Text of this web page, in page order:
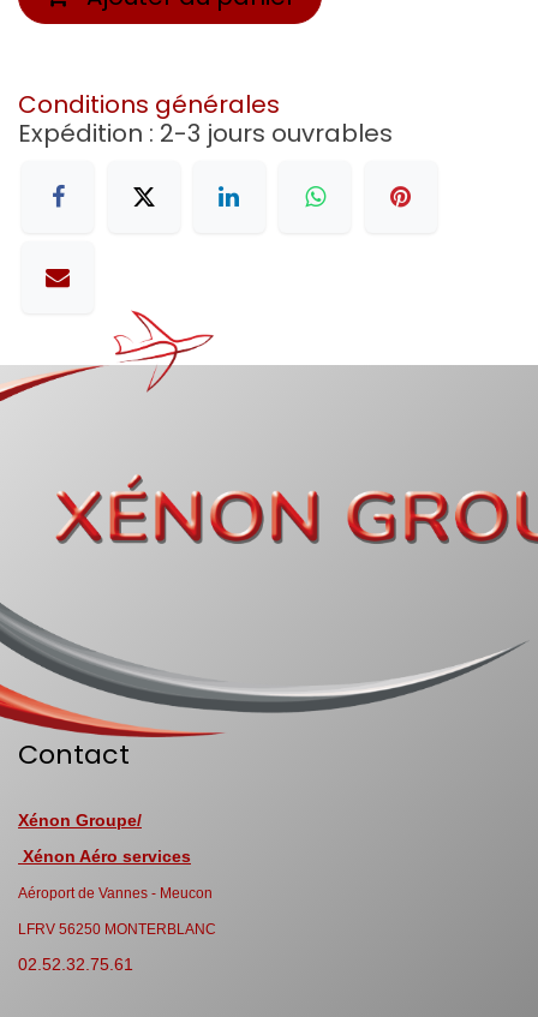
Conditions générales
Expédition : 2-3 jours ouvrables
Contact
Xénon Groupe/
Xénon Aéro services
Aéroport de Vannes - Meucon
LFRV 56250 MONTERBLANC
02.52.32.75.61